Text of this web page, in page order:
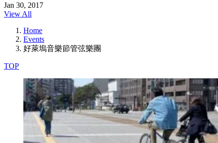
Jan 30, 2017
View All
Home
Events
好萊塢音樂節管弦樂團
TOP